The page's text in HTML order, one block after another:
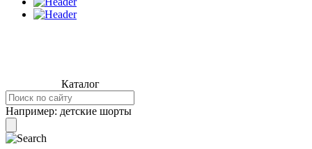
Каталог
Например: детские шорты